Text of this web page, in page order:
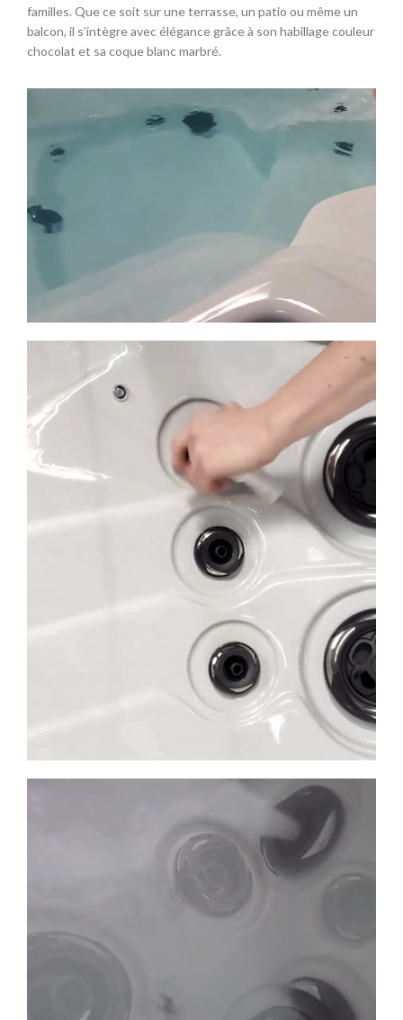
familles. Que ce soit sur une terrasse, un patio ou même un
balcon, il s’intègre avec élégance grâce à son habillage couleur
chocolat et sa coque blanc marbré.
Les spas incluent un panier d’aromathérapie conçu
pour accueillir des flacons de nos perles parfumées.
Explorez notre collection de senteurs pour enrichir
votre expérience de spa !
Jets Ajustables & Pompes Multi-
Imaginez une pression parfaite, là où vous en avez
jets ajustables
, portés par des pompes
puissantes, ne se contentent pas de brasser l’eau :
ils ciblent les tensions du dos et des jambes pour
une journée chargée.